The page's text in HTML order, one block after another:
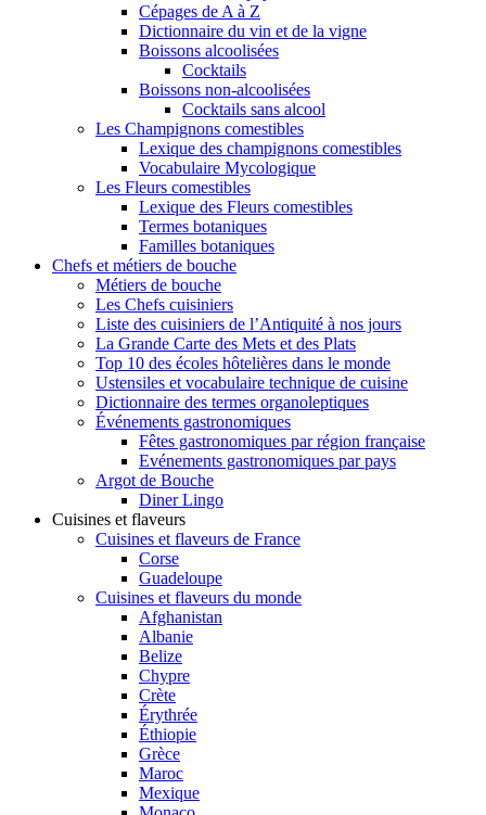
Cépages de A à Z
Dictionnaire du vin et de la vigne
Boissons alcoolisées
Cocktails
Boissons non-alcoolisées
Cocktails sans alcool
Les Champignons comestibles
Lexique des champignons comestibles
Vocabulaire Mycologique
Les Fleurs comestibles
Lexique des Fleurs comestibles
Termes botaniques
Familles botaniques
Chefs et métiers de bouche
Métiers de bouche
Les Chefs cuisiniers
Liste des cuisiniers de l’Antiquité à nos jours
La Grande Carte des Mets et des Plats
Top 10 des écoles hôtelières dans le monde
Ustensiles et vocabulaire technique de cuisine
Dictionnaire des termes organoleptiques
Événements gastronomiques
Fêtes gastronomiques par région française
Evénements gastronomiques par pays
Argot de Bouche
Diner Lingo
Cuisines et flaveurs
Cuisines et flaveurs de France
Corse
Guadeloupe
Cuisines et flaveurs du monde
Afghanistan
Albanie
Belize
Chypre
Crète
Érythrée
Éthiopie
Grèce
Maroc
Mexique